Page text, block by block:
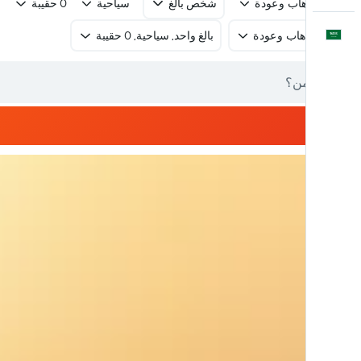
العَرَبِيَّة
رحلة ذهاب وعودة شخص بالغ سياحية 0 حقيبة
رحلة ذهاب وعودة بالغ واحد, سياحية, 0 حقيبة